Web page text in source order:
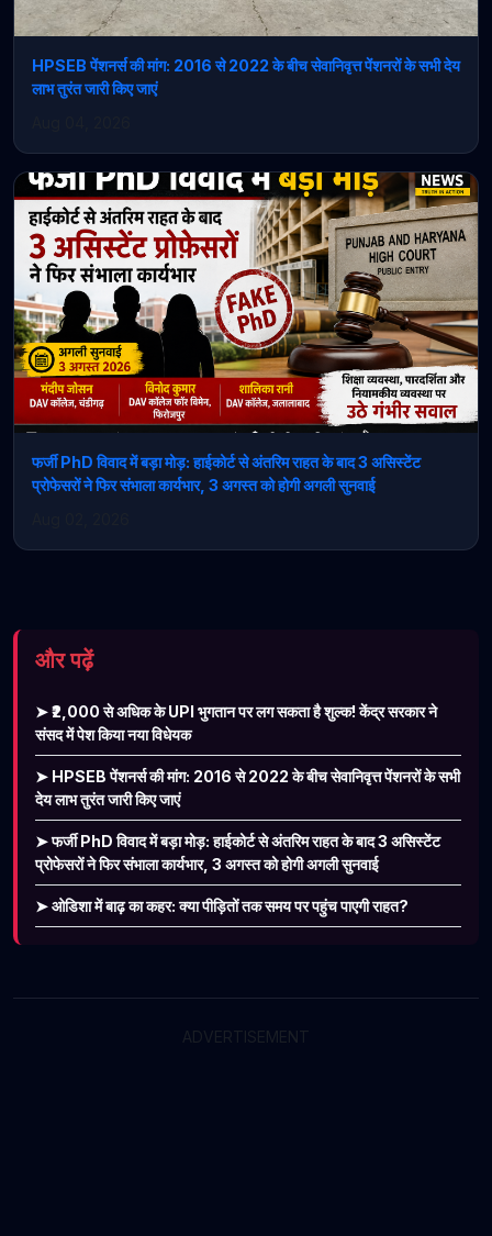
HPSEB पेंशनर्स की मांग: 2016 से 2022 के बीच सेवानिवृत्त पेंशनरों के सभी देय
लाभ तुरंत जारी किए जाएं
फर्जी PhD विवाद में बड़ा मोड़: हाईकोर्ट से अंतरिम राहत के बाद 3 असिस्टेंट
प्रोफेसरों ने फिर संभाला कार्यभार, 3 अगस्त को होगी अगली सुनवाई
और पढ़ें
➤ ₹2,000 से अधिक के UPI भुगतान पर लग सकता है शुल्क! केंद्र सरकार ने
संसद में पेश किया नया विधेयक
➤ HPSEB पेंशनर्स की मांग: 2016 से 2022 के बीच सेवानिवृत्त पेंशनरों के सभी
देय लाभ तुरंत जारी किए जाएं
➤ फर्जी PhD विवाद में बड़ा मोड़: हाईकोर्ट से अंतरिम राहत के बाद 3 असिस्टेंट
प्रोफेसरों ने फिर संभाला कार्यभार, 3 अगस्त को होगी अगली सुनवाई
➤ ओडिशा में बाढ़ का कहर: क्या पीड़ितों तक समय पर पहुंच पाएगी राहत?
ADVERTISEMENT